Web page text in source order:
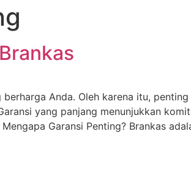
Anda. Oleh karena itu,
yang panjang menunjukkan
Garansi Penting? Brankas